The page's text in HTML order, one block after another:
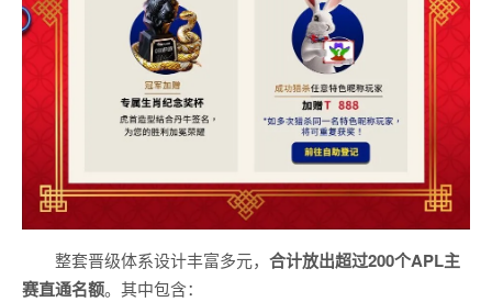
整套晋级体系设计丰富多元， 合计放出超过200个APL主
赛直通名额。其中包含：